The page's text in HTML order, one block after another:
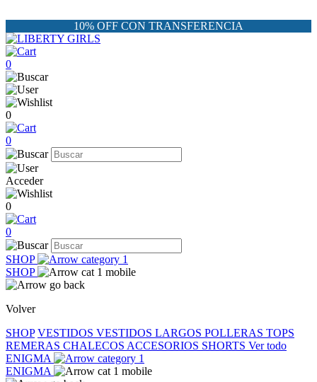
10% OFF CON TRANSFERENCIA
0
0
0
Acceder
0
0
SHOP
SHOP
Volver
SHOP VESTIDOS VESTIDOS LARGOS POLLERAS TOPS
REMERAS CHALECOS ACCESORIOS SHORTS Ver todo
ENIGMA
ENIGMA